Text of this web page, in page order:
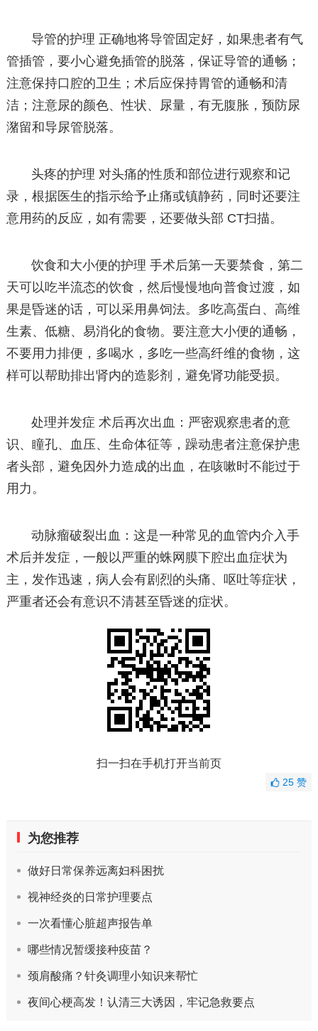
导管的护理 正确地将导管固定好，如果患者有气
管插管，要小心避免插管的脱落，保证导管的通畅；
注意保持口腔的卫生；术后应保持胃管的通畅和清
洁；注意尿的颜色、性状、尿量，有无腹胀，预防尿
潴留和导尿管脱落。
头疼的护理 对头痛的性质和部位进行观察和记
录，根据医生的指示给予止痛或镇静药，同时还要注
意用药的反应，如有需要，还要做头部 CT扫描。
饮食和大小便的护理 手术后第一天要禁食，第二
天可以吃半流态的饮食，然后慢慢地向普食过渡，如
果是昏迷的话，可以采用鼻饲法。多吃高蛋白、高维
生素、低糖、易消化的食物。要注意大小便的通畅，
不要用力排便，多喝水，多吃一些高纤维的食物，这
样可以帮助排出肾内的造影剂，避免肾功能受损。
处理并发症 术后再次出血：严密观察患者的意
识、瞳孔、血压、生命体征等，躁动患者注意保护患
者头部，避免因外力造成的出血，在咳嗽时不能过于
用力。
动脉瘤破裂出血：这是一种常见的血管内介入手
术后并发症，一般以严重的蛛网膜下腔出血症状为
主，发作迅速，病人会有剧烈的头痛、呕吐等症状，
严重者还会有意识不清甚至昏迷的症状。
扫一扫在手机打开当前页
25赞
为您推荐
做好日常保养远离妇科困扰
视神经炎的日常护理要点
一次看懂心脏超声报告单
哪些情况暂缓接种疫苗？
颈肩酸痛？针灸调理小知识来帮忙
夜间心梗高发！认清三大诱因，牢记急救要点